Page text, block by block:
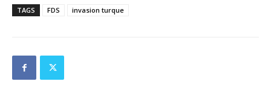
TAGS FDS invasion turque